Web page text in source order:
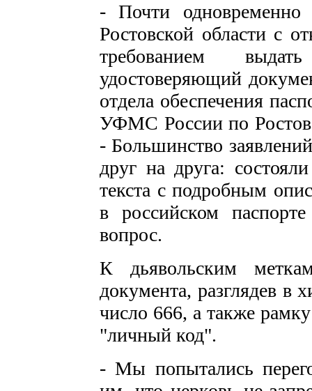
-Почти
Ростовской области с
требованием
удостоверяющий
отдела обеспечения
УФМС России по
- Большинство
друг на друга:
текста с подробным
в российском
вопрос.
К дьявольским
документа, разглядев в
число 666, а также
"личный код".
- Мы попытались